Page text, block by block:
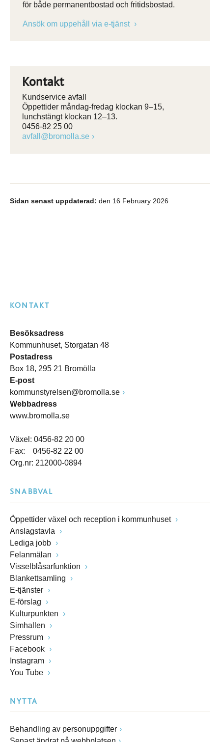
för både permanentbostad och fritidsbostad.
Ansök om uppehåll via e-tjänst
Kontakt
Kundservice avfall
Öppettider måndag-fredag klockan 9–15,
lunchstängt klockan 12–13.
0456-82 25 00
avfall@bromolla.se
Sidan senast uppdaterad: den 16 February 2026
KONTAKT
Besöksadress
Kommunhuset, Storgatan 48
Postadress
Box 18, 295 21 Bromölla
E-post
kommunstyrelsen@bromolla.se
Webbadress
www.bromolla.se
Växel: 0456-82 20 00
Fax: 0456-82 22 00
Org.nr: 212000-0894
SNABBVAL
Öppettider växel och reception i kommunhuset
Anslagstavla
Lediga jobb
Felanmälan
Visselblåsarfunktion
Blankettsamling
E-tjänster
E-förslag
Kulturpunkten
Simhallen
Pressrum
Facebook
Instagram
You Tube
NYTTA
Behandling av personuppgifter